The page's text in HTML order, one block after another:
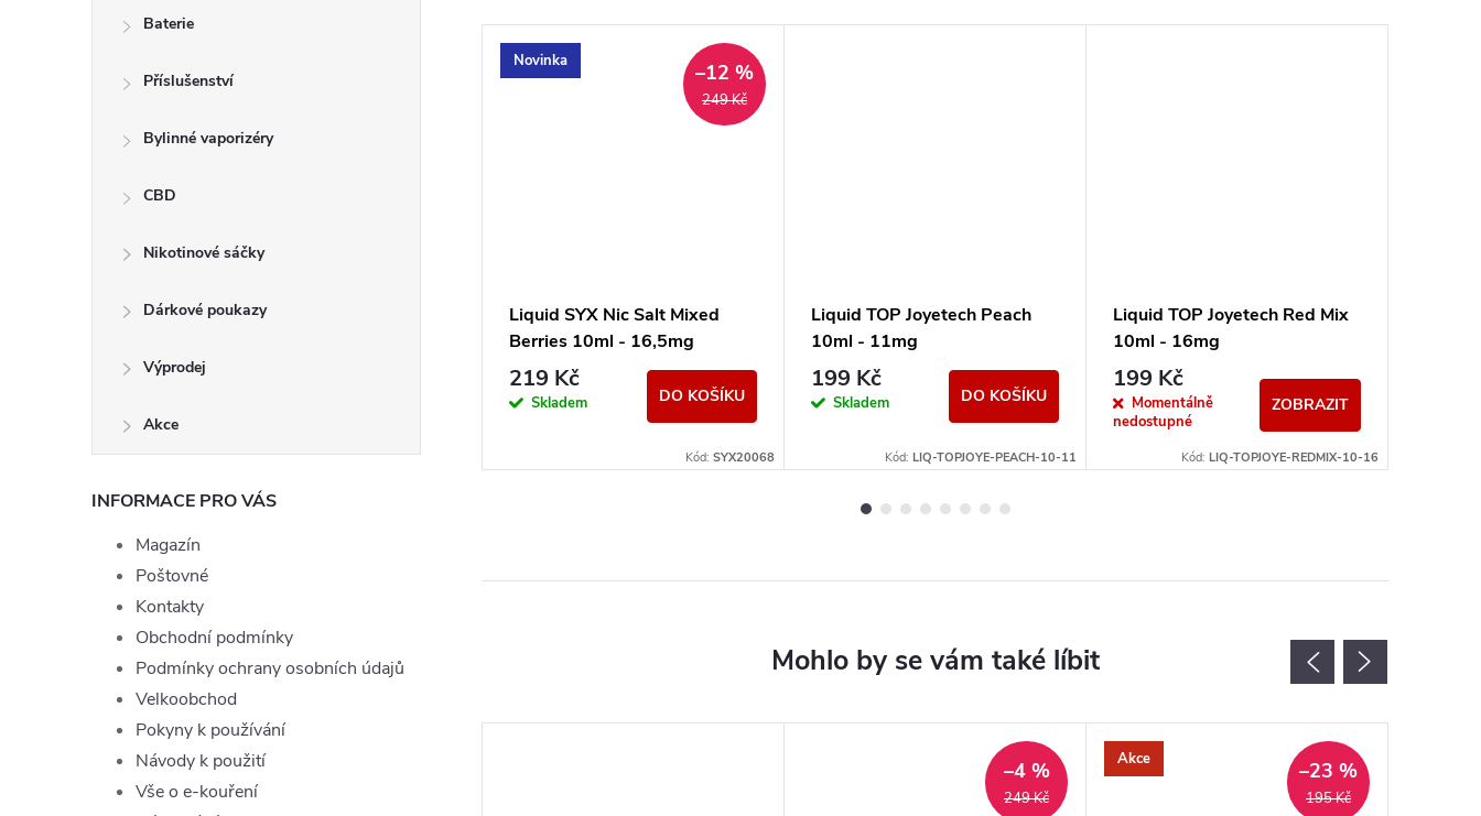
Baterie
Příslušenství
Bylinné vaporizéry
CBD
Nikotinové sáčky
Dárkové poukazy
Výprodej
Akce
INFORMACE PRO VÁS
Magazín
Poštovné
Kontakty
Obchodní podmínky
Podmínky ochrany osobních údajů
Velkoobchod
Pokyny k používání
Návody k použití
Vše o e-kouření
Menthol
TOPJOYE-MENTHOL-10-0
Liquid TOP Joyetech Usa Mix
Kód:LIQ-TOPJOYE-USAMIX-10-3
Novinka
249 Kč
–12 %
Liquid SYX Nic Salt Mixed
Berries 10ml - 16,5mg
219 Kč
Skladem DO KOŠÍKU
Kód: SYX20068
Liquid TOP Joyetech Peach
10ml - 11mg
199 Kč
Skladem DO KOŠÍKU
Kód: LIQ-TOPJOYE-PEACH-10-11
Liquid TOP Joyetech Red Mix
10ml - 16mg
199 Kč
Momentálně
nedostupné
ZOBRAZIT
Kód: LIQ-TOPJOYE-REDMIX-10-16
249 Kč
–4 % Akce
195 Kč
–23 %